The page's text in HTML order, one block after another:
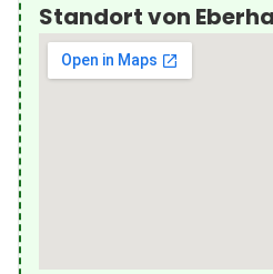
Standort von